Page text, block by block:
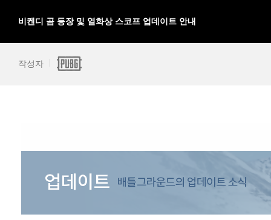
비켄디 곰 등장 및 열화상 스코프 업데이트 안내
작성자